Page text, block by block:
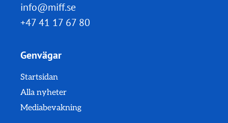
info@miff.se
+47 41 17 67 80
Genvägar
Startsidan
Alla nyheter
Mediabevakning